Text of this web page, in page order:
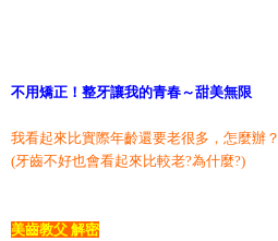
不用矯正！整牙讓我的青春～甜美無限
我看起來比實際年齡還要老很多，怎麼辦？
(牙齒不好也會看起來比較老?為什麼?)
美齒教父 解密